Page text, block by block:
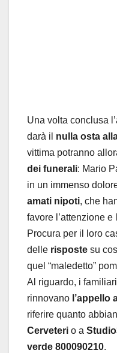
Una volta conclusa
darà il nulla osta
vittima potranno
dei funerali: Mario
in un immenso
amati nipoti, che
favore l’attenzione
Procura per il loro
delle risposte su
quel “maledetto”
Al riguardo, i
rinnovano l’appello
riferire quanto
Cerveteri o a
verde 800090210.